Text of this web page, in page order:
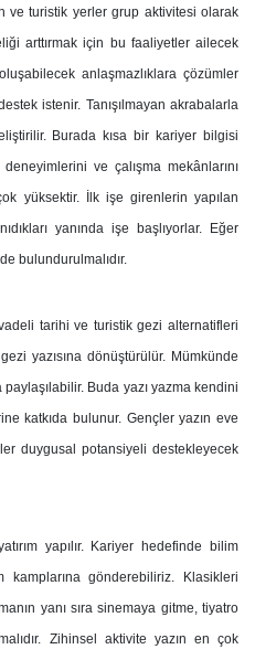
ve turistik yerler grup aktivitesi olarak
arttırmak için bu faaliyetler ailecek
anlaşmazlıklara çözümler
istenir. Tanışılmayan akrabalarla
Burada kısa bir kariyer bilgisi
ve çalışma mekânlarını
çok yüksektir. İlk işe girenlerin yapılan
yanında işe başlıyorlar. Eğer
bulundurulmalıdır.
tarihi ve turistik gezi alternatifleri
yazısına dönüştürülür. Mümkünde
Buda yazı yazma kendini
katkıda bulunur. Gençler yazın eve
duygusal potansiyeli destekleyecek
yapılır. Kariyer hedefinde bilim
gönderebiliriz. Klasikleri
yanı sıra sinemaya gitme, tiyatro
Zihinsel aktivite yazın en çok